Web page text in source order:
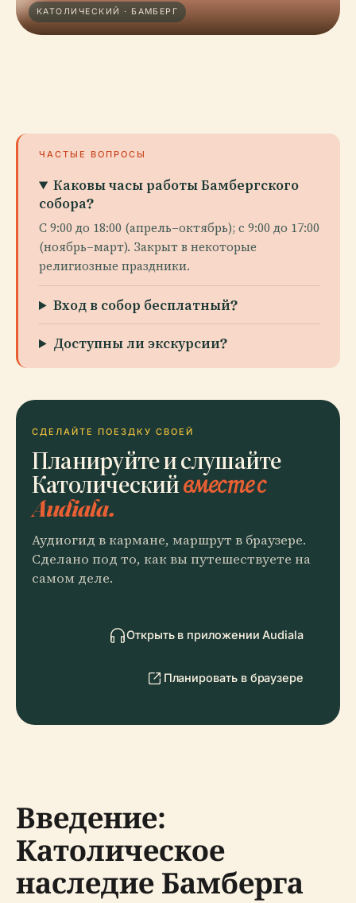
КАТОЛИЧЕСКИЙ · БАМБЕРГ
ЧАСТЫЕ ВОПРОСЫ
Каковы часы работы Бамбергского
собора?
С 9:00 до 18:00 (апрель–октябрь); с 9:00 до 17:00
(ноябрь–март). Закрыт в некоторые
религиозные праздники.
Вход в собор бесплатный?
Доступны ли экскурсии?
СДЕЛАЙТЕ ПОЕЗДКУ СВОЕЙ
Планируйте и слушайте
Католическийвместе с
Audiala.
Аудиогид в кармане, маршрут в браузере.
Сделано под то, как вы путешествуете на
самом деле.
Открыть в приложении Audiala
Планировать в браузере
Введение:
Католическое
наследие Бамберга